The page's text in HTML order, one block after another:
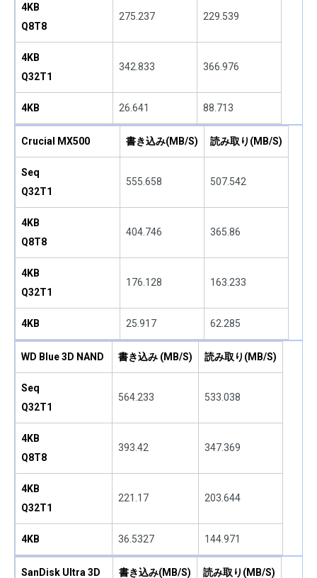
4KB
Q8T8
275.237 229.539
4KB
Q32T1
342.833 366.976
4KB 26.641 88.713
Crucial MX500 書き込み(MB/S) 読み取り(MB/S)
Seq
Q32T1
555.658 507.542
4KB
Q8T8
404.746 365.86
4KB
Q32T1
176.128 163.233
4KB 25.917 62.285
WD Blue 3D NAND 書き込み (MB/S) 読み取り(MB/S)
Seq
Q32T1
564.233 533.038
4KB
Q8T8
393.42 347.369
4KB
Q32T1
221.17 203.644
4KB 36.5327 144.971
SanDisk Ultra 3D 書き込み(MB/S) 読み取り(MB/S)